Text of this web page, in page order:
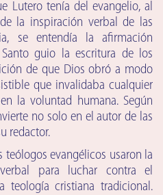
Lutero tenía del evangelio, al
la inspiración verbal de las
se entendía la afirmación
guio la escritura de los
de que Dios obró a modo
que invalidaba cualquier
la voluntad humana. Según
no solo en el autor de las
redactor.
teólogos evangélicos usaron la
para luchar contra el
cristiana tradicional.